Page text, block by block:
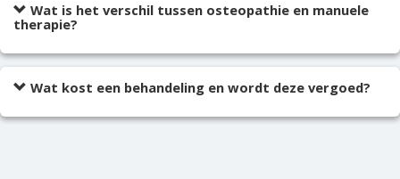
Wat is het verschil tussen osteopathie en manuele
therapie?
Wat kost een behandeling en wordt deze vergoed?